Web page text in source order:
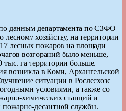
данным департамента по СЗФО
лесному хозяйству, на территории
лесных пожаров на площади
возгораний было меньше,
тыс. га территории больше.
возникла в Коми, Архангельской
ситуации в Рослесхозе
условиями, а также со
химических станций и
пожарно-десантной службы.